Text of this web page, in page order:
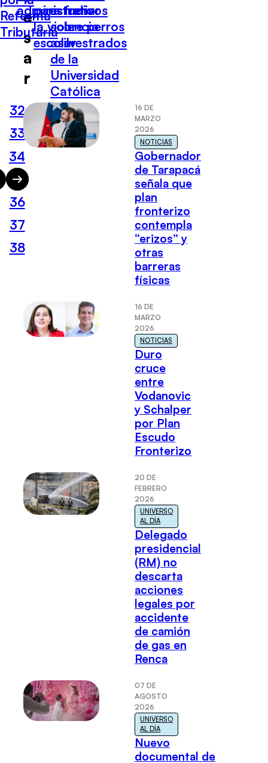
Reforma
Tributaria
administrativos
para frenar
la violencia
escolar
estudio
sobre perros
asilvestrados
de la
Universidad
Católica
32
33
34
35
36
37
38
e
s
a
r
16 DE
MARZO
2026
NOTICIAS
Gobernador
de Tarapacá
señala que
plan
fronterizo
contempla
“erizos” y
otras
barreras
físicas
16 DE
MARZO
2026
NOTICIAS
Duro
cruce
entre
Vodanovic
y Schalper
por Plan
Escudo
Fronterizo
20 DE
FEBRERO
2026
UNIVERSO
AL DÍA
Delegado
presidencial
(RM) no
descarta
acciones
legales por
accidente
de camión
de gas en
Renca
07 DE
AGOSTO
2026
UNIVERSO
AL DÍA
Nuevo
documental de